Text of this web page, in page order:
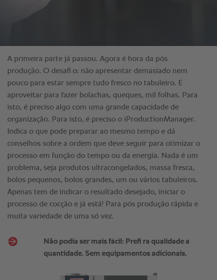
A primeira parte já passou. Agora é hora da pós
produção. O desafi o: não apresentar demasiado nem
pouco para estar sempre tudo fresco no tabuleiro. E
aproveitar para fazer bolachas, queques, mil folhas. Para
isto, é preciso algo com uma grande capacidade de
organização. Para isto, é preciso o iProductionManager.
Indica o que pode preparar ao mesmo tempo e dá
conselhos sobre a ordem que deve seguir para otimizar o
processo em função do tempo ou da energia. Nada é um
problema, seja produtos ultracongelados, massa fresca,
bolos pequenos, bolos grandes, um ou vários tabuleiros.
Apenas tem de indicar o resultado desejado, iniciar o
processo de cocção e já está! Para pós produção rápida e
muita variedade de uma só vez.
Não podia ser mais fácil: Prefi ra qualidade a
quantidade. Sem equipamentos adicionais.